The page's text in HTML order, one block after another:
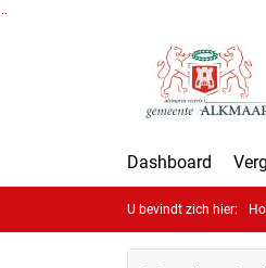
Dashboard
U bevindt zich hier: